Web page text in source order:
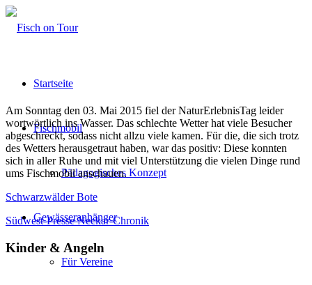
Startseite
Fischmobil
Pädagogisches Konzept
Gewässeranhänger
Für Vereine
Am Sonntag den 03. Mai 2015 fiel der NaturErlebnisTag leider
wortwörtlich ins Wasser. Das schlechte Wetter hat viele Besucher
abgeschreckt, sodass nicht allzu viele kamen. Für die, die sich trotz
des Wetters herausgetraut haben, war das positiv: Diese konnten
sich in aller Ruhe und mit viel Unterstützung die vielen Dinge rund
ums Fischmobil anschauen.
Schwarzwälder Bote
Südwest-Presse Neckar-Chronik
Kinder & Angeln